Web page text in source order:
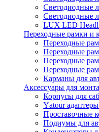
Светодиодные
Светодиодные
LUX LED
Переходные рамки и
Переходные
Переходные
Переходные
Переходные
Карманы для
Аксессуары для
Корпусы для
Yаtour
Проставочные
Подиумы для